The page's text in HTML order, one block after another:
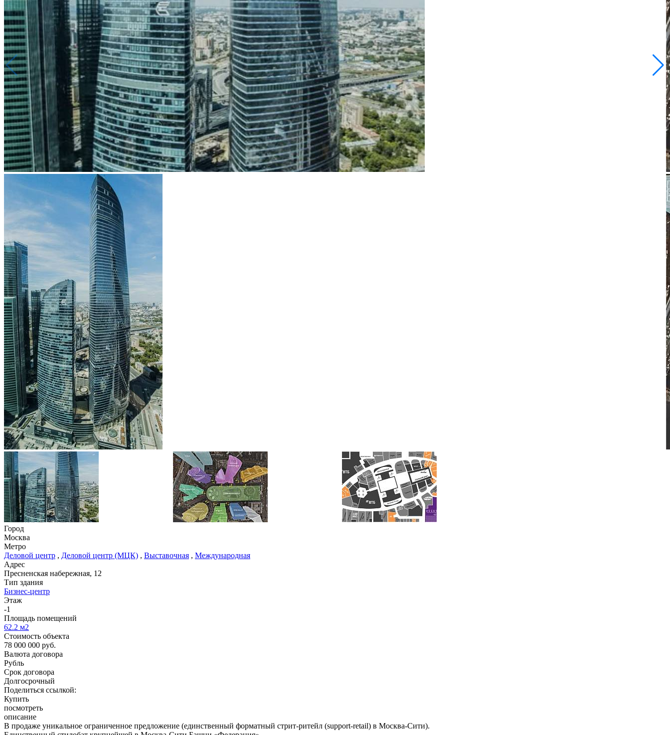
Город
Москва
Метро
Деловой центр , Деловой центр (МЦК) , Выставочная , Международная
Адрес
Пресненская набережная, 12
Тип здания
Бизнес-центр
Этаж
-1
Площадь помещений
62.2 м2
Стоимость объекта
78 000 000 руб.
Валюта договора
Рубль
Срок договора
Долгосрочный
Поделиться ссылкой:
Купить
посмотреть
описание
В продаже уникальное ограниченное предложение (единственный форматный стрит-ритейл (support-retail) в Москва-Сити).